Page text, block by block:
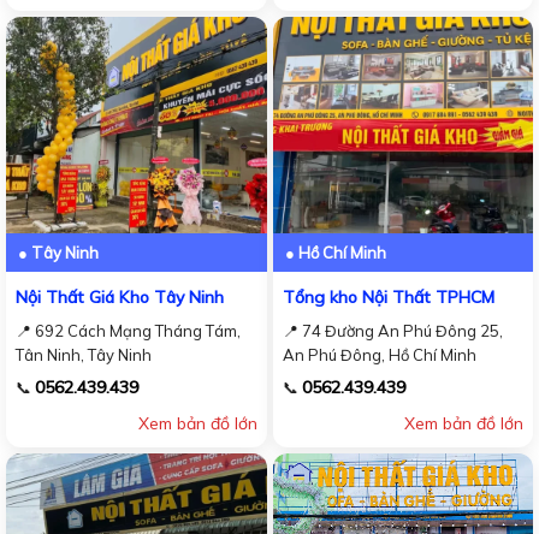
● Tây Ninh
Nội Thất Giá Kho Tây Ninh
📍 692 Cách Mạng Tháng Tám,
Tân Ninh, Tây Ninh
📞 0562.439.439
Xem bản đồ lớn
● Hồ Chí Minh
Tổng kho Nội Thất TPHCM
📍 74 Đường An Phú Đông 25,
An Phú Đông, Hồ Chí Minh
📞 0562.439.439
Xem bản đồ lớn